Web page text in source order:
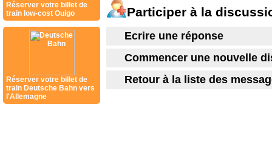
Réserver votre billet de
train low-cost Ouigo
Réserver votre billet de
train Deutsche Bahn vers
l'Allemagne
Participer à la
Ecrire une réponse
Commencer une nouvelle
Retour à la liste des